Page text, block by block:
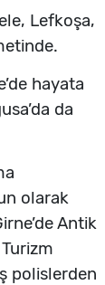
Lefkoşa,
hayata
da
olarak
Antik
polislerden